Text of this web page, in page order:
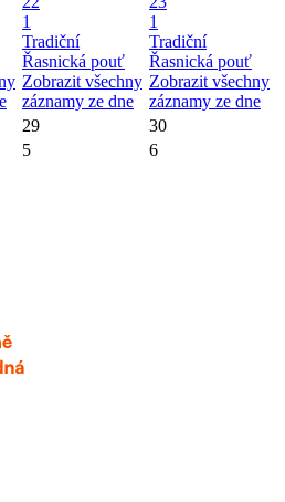
1
Tradiční
Řasnická pouť
Zobrazit všechny
záznamy ze dne
1
Tradiční
Řasnická pouť
Zobrazit všechny
záznamy ze dne
29
30
5 6